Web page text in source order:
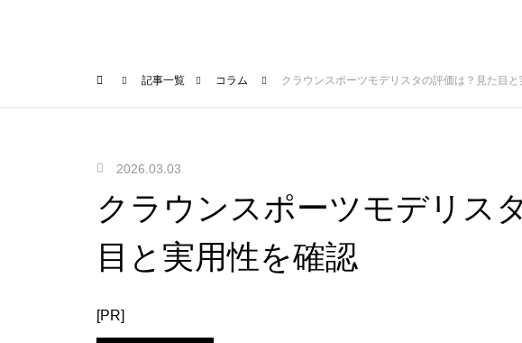
記事一覧 コラム クラウンスポーツモデリスタの評価は？見た目
2026.03.03
クラウンスポーツモデリス
目と実用性を確認
[PR]